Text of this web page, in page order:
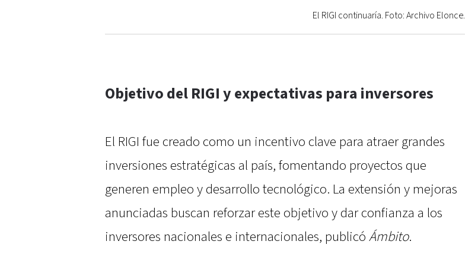
El RIGI continuaría. Foto: Archivo Elonce.
Objetivo del RIGI y expectativas para inversores
El RIGI fue creado como un incentivo clave para atraer grandes
inversiones estratégicas al país, fomentando proyectos que
generen empleo y desarrollo tecnológico. La extensión y mejoras
anunciadas buscan reforzar este objetivo y dar confianza a los
inversores nacionales e internacionales, publicó Ámbito.